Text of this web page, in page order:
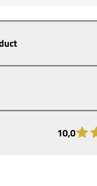
10,0